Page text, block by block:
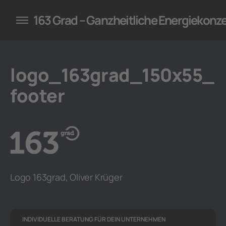
für Unternehmen
163 Grad – Ganzheitliche
logo_163grad_150x55_
footer
Logo 163grad, Oliver Krüger
INDIVIDUELLE BERATUNG FÜR DEIN UNTERNEHMEN